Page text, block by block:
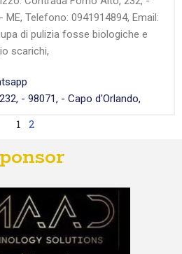
Telefono: 0941914894, Email:
di pulizia fosse biologiche e
scarichi,
- 98071, - Capo d'Orlando,
1 2